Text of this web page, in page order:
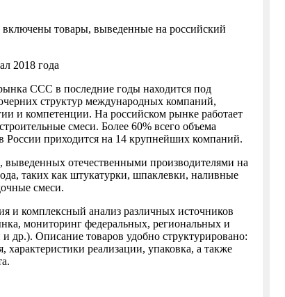
включены товары, выведенные на российский
2018 года
ССС в последние годы находится под
структур международных компаний,
и компетенции. На российском рынке работает
смеси. Более 60% всего объема
России приходится на 14 крупнейших компаний.
выведенных отечественными производителями на
таких как штукатурки, шпаклевки, наливные
смеси.
и комплексный анализ различных источников
мониторинг федеральных, региональных и
и др.). Описание товаров удобно структурировано:
характеристики реализации, упаковка, а также